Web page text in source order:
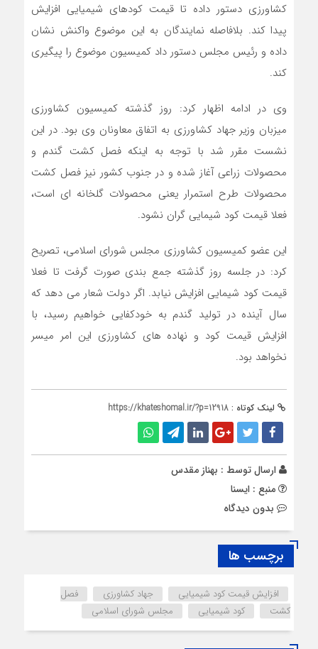
کشاورزی دستور داده تا قیمت کودهای شیمیایی افزایش
پیدا کند. بلافاصله نمایندگان به این موضوع واکنش نشان
داده و رئیس مجلس دستور داد کمیسیون موضوع را پیگیری
کند.
وی در ادامه اظهار کرد: روز گذشته کمیسیون کشاورزی
میزبان وزیر جهاد کشاورزی به اتفاق معاونان وی بود. در این
نشست مقرر شد با توجه به اینکه فصل کشت گندم و
محصولات زراعی آغاز شده و در جنوب کشور نیز فصل کشت
محصولات طرح استمرار یعنی محصولات گلخانه ای است،
فعلا قیمت کود شیمایی گران نشود.
این عضو کمیسیون کشاورزی مجلس شورای اسلامی، تصریح
کرد: در جلسه روز گذشته جمع بندی صورت گرفت تا فعلا
قیمت کود شیمایی افزایش نیابد. اگر دولت شعار می دهد که
سال آینده در تولید گندم به خودکفایی خواهیم رسید، با
افزایش قیمت کود و نهاده های کشاورزی این امر میسر
نخواهد بود.
لینک کوتاه : https://khateshomal.ir/?p=12918
ارسال توسط : بهناز مقدس
منبع : ایسنا
بدون دیدگاه
برچسب ها
افزایش قیمت کود شیمیایی جهاد کشاورزی
فصل
کشت
کود شیمیایی مجلس شورای اسلامی